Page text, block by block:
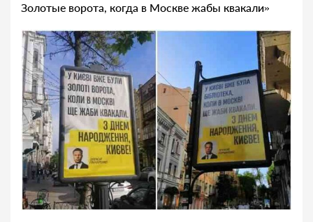
Золотые ворота, когда в Москве жабы квакали»